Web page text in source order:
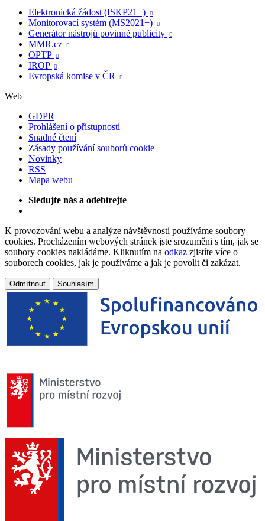
Elektronická žádost (ISKP21+)

Monitorovací systém (MS2021+) 
Generátor nástrojů povinné publicity 
MMR.cz 
OPTP 
IROP 
Evropská komise v ČR 
Web
GDPR
Prohlášení o přístupnosti
Snadné čtení
Zásady používání souborů cookie
Novinky
RSS
Mapa webu
Sledujte nás a odebírejte
K provozování webu a analýze návštěvnosti používáme soubory
cookies. Procházením webových stránek jste srozuměni s tím, jak se
soubory cookies nakládáme. Kliknutím na odkaz zjistíte více o
souborech cookies, jak je používáme a jak je povolit či zakázat.
Odmítnout Souhlasím